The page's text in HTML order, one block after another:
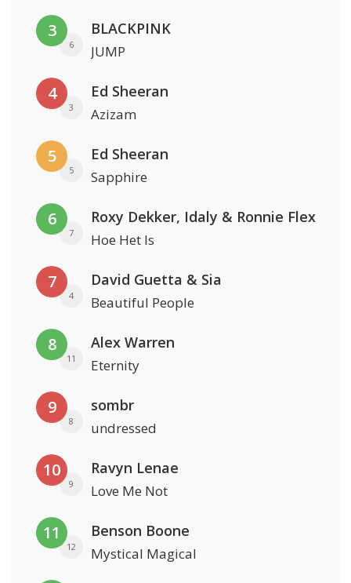
3
6
BLACKPINK
JUMP
4
3
Ed Sheeran
Azizam
5
5
Ed Sheeran
Sapphire
6
7
Roxy Dekker, Idaly & Ronnie Flex
Hoe Het Is
7
4
David Guetta & Sia
Beautiful People
8
11
Alex Warren
Eternity
9
8
sombr
undressed
10
9
Ravyn Lenae
Love Me Not
11
12
Benson Boone
Mystical Magical